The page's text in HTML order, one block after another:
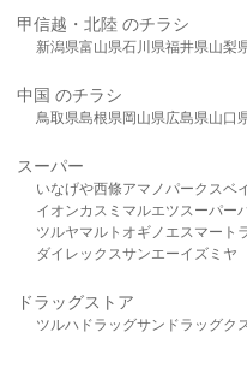
甲信越・北陸 のチラシ
新潟県富山県石川県福井県山梨
中国 のチラシ
鳥取県島根県岡山県広島県山口
スーパー
いなげや西條アマノパークスベ
イオンカスミ マルエツスーパー
ツルヤマルト オギノ エスマート
ダイレックスサンエーイズミヤ
ドラッグストア
ツルハドラッグサンドラッグク